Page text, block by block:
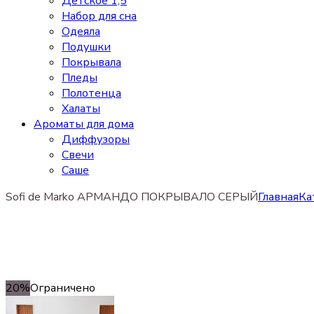
Набор для сна
Одеяла
Подушки
Покрывала
Пледы
Полотенца
Халаты
Ароматы для дома
Диффузоры
Свечи
Cаше
Sofi de Marko АРМАНДО ПОКРЫВАЛО СЕРЫЙГлавная
20%Ограничено